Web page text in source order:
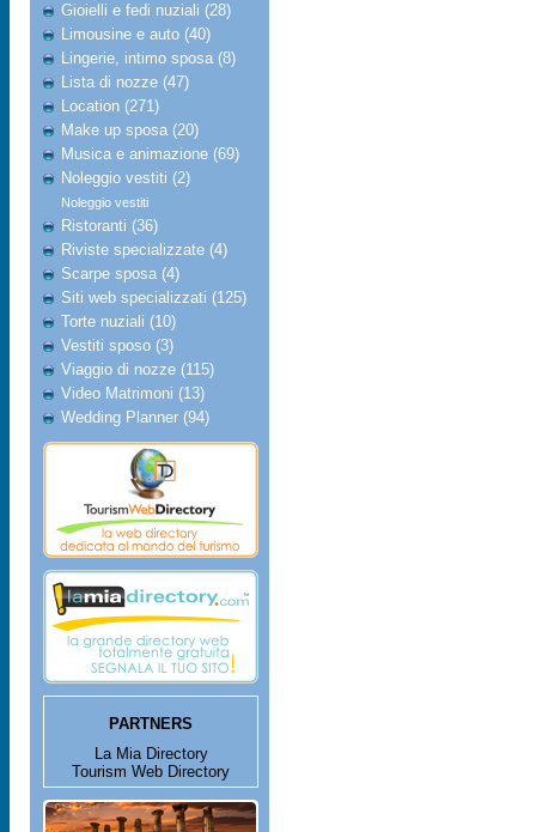
Gioielli e fedi nuziali (28)
Limousine e auto (40)
Lingerie, intimo sposa (8)
Lista di nozze (47)
Location (271)
Make up sposa (20)
Musica e animazione (69)
Noleggio vestiti (2)
Noleggio vestiti
Ristoranti (36)
Riviste specializzate (4)
Scarpe sposa (4)
Siti web specializzati (125)
Torte nuziali (10)
Vestiti sposo (3)
Viaggio di nozze (115)
Video Matrimoni (13)
Wedding Planner (94)
PARTNERS
La Mia Directory
Tourism Web Directory